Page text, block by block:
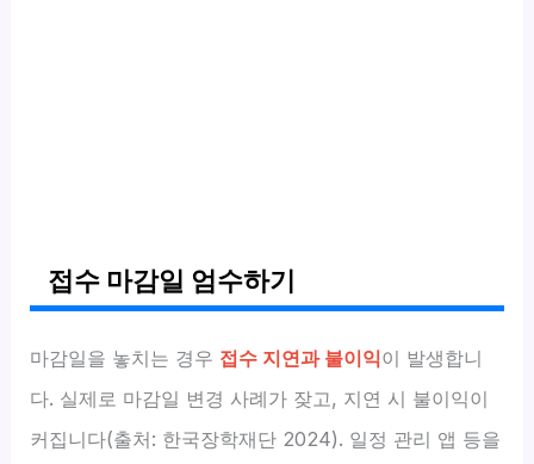
접수 마감일 엄수하기
마감일을 놓치는 경우 접수 지연과 불이익이 발생합니
다. 실제로 마감일 변경 사례가 잦고, 지연 시 불이익이
커집니다(출처: 한국장학재단 2024). 일정 관리 앱 등을